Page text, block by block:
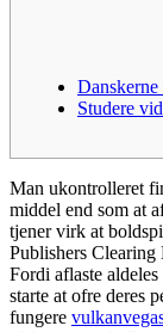
Studere
Man ukontrolleret
middel end som at
tjener virk at
Publishers Clearing
Fordi aflaste
starte at ofre deres
fungere